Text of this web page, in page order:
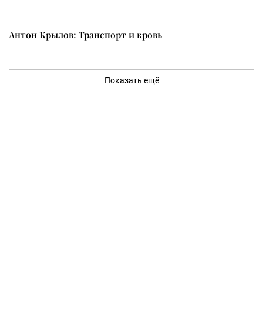
Антон Крылов: Транспорт и кровь
Показать ещё